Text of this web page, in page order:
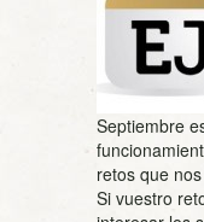
Septiembre
retos que
Si vuestro